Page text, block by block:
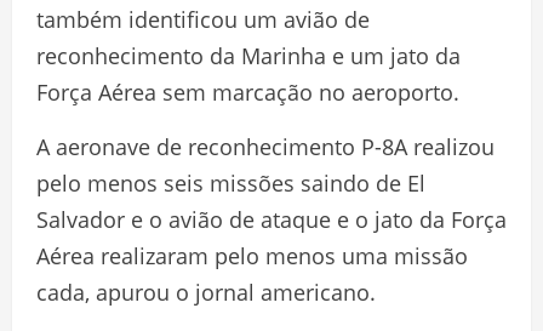
também identificou um avião de
reconhecimento da Marinha e um jato da
Força Aérea sem marcação no aeroporto.
A aeronave de reconhecimento P-8A realizou
pelo menos seis missões saindo de El
Salvador e o avião de ataque e o jato da Força
Aérea realizaram pelo menos uma missão
cada, apurou o jornal americano.